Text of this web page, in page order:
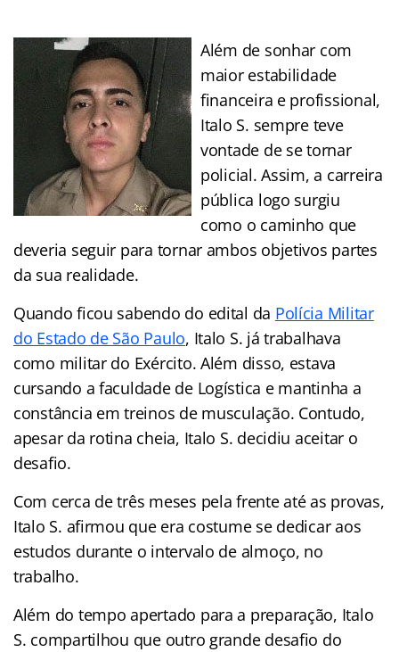
Além de sonhar com
maior estabilidade
financeira e profissional,
Italo S. sempre teve
vontade de se tornar
policial. Assim, a carreira
pública logo surgiu
como o caminho que
deveria seguir para tornar ambos objetivos partes
da sua realidade.
Quando ficou sabendo do edital da Polícia Militar
do Estado de São Paulo, Italo S. já trabalhava
como militar do Exército. Além disso, estava
cursando a faculdade de Logística e mantinha a
constância em treinos de musculação. Contudo,
apesar da rotina cheia, Italo S. decidiu aceitar o
desafio.
Com cerca de três meses pela frente até as provas,
Italo S. afirmou que era costume se dedicar aos
estudos durante o intervalo de almoço, no
trabalho.
Além do tempo apertado para a preparação, Italo
S. compartilhou que outro grande desafio do